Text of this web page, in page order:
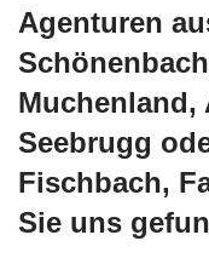
Agenturen
Muchenland,
Seebrugg
Fischbach,
Sie uns